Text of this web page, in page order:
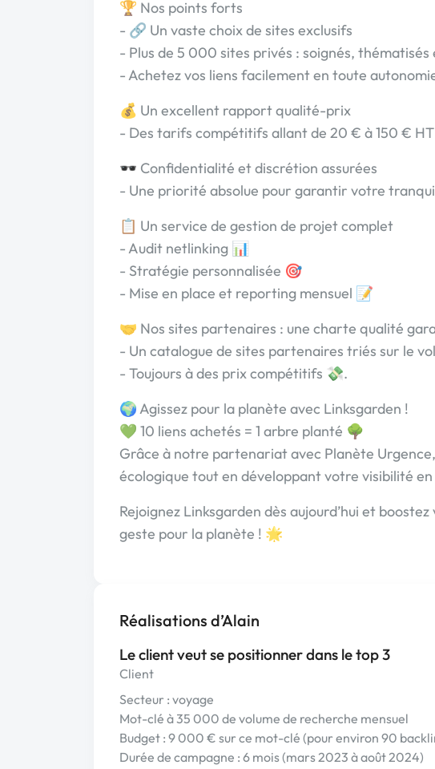
🏆 Nos points forts
- 🔗 Un vaste choix de sites exclusifs
- Plus de 5 000 sites privés : soignés, thématisés
- Achetez vos liens facilement en toute
💰 Un excellent rapport qualité-prix
- Des tarifs compétitifs allant de 20 € à 150 €
🕶️ Confidentialité et discrétion assurées
- Une priorité absolue pour garantir votre
📋 Un service de gestion de projet complet
- Audit netlinking 📊
- Stratégie personnalisée 🎯
- Mise en place et reporting mensuel 📝
🤝 Nos sites partenaires : une charte qualité
- Un catalogue de sites partenaires triés sur le
- Toujours à des prix compétitifs 💸.
🌍 Agissez pour la planète avec Linksgarden !
💚 10 liens achetés = 1 arbre planté 🌳
Grâce à notre partenariat avec Planète
écologique tout en développant votre visibilité en
Rejoignez Linksgarden dès aujourd’hui et
geste pour la planète ! 🌟
Réalisations d’Alain
Le client veut se positionner dans le top 3
Client
Secteur : voyage
Mot-clé à 35 000 de volume de recherche mensuel
Budget : 9 000 € sur ce mot-clé (pour environ 90
Durée de campagne : 6 mois (mars 2023 à août 2024)